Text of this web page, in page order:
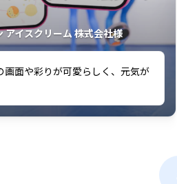
アイスクリーム 株式会社様
画面や彩りが可愛らしく、元気が
とに特典があるようなので使うの
です。